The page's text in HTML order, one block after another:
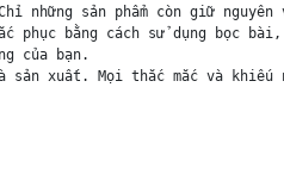
những sản phẩm còn giữ
bằng cách sử dụng bọc
của bạn.
sản xuất. Mọi thắc mắc và